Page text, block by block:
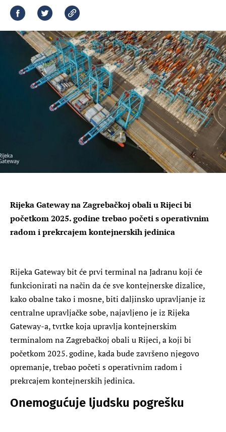
Rijeka Gateway na Zagrebačkoj obali u Rijeci bi
početkom 2025. godine trebao početi s operativnim
radom i prekrcajem kontejnerskih jedinica
Rijeka Gateway bit će prvi terminal na Jadranu koji će
funkcionirati na način da će sve kontejnerske dizalice,
kako obalne tako i mosne, biti daljinsko upravljanje iz
centralne upravljačke sobe, najavljeno je iz Rijeka
Gateway-a, tvrtke koja upravlja kontejnerskim
terminalom na Zagrebačkoj obali u Rijeci, a koji bi
početkom 2025. godine, kada bude završeno njegovo
opremanje, trebao početi s operativnim radom i
prekrcajem kontejnerskih jedinica.
Onemogućuje ljudsku pogrešku